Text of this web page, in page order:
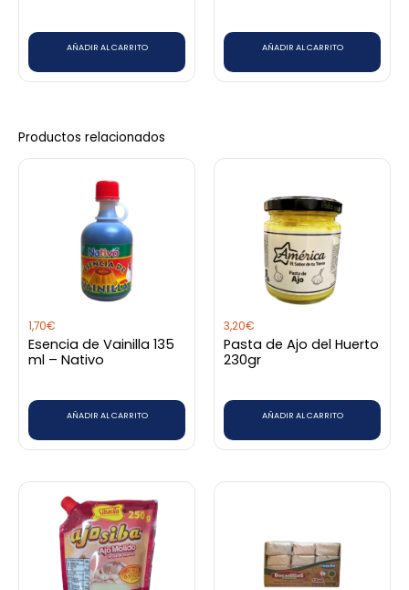
AÑADIR AL CARRITO AÑADIR AL CARRITO
Productos relacionados
1,70€
Esencia de Vainilla 135
ml – Nativo
AÑADIR AL CARRITO
3,20€
Pasta de Ajo del Huerto
230gr
AÑADIR AL CARRITO